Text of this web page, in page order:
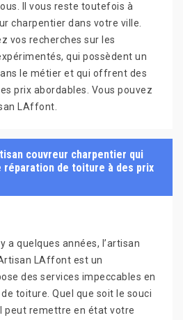
Il vous reste toutefois à
charpentier dans votre ville.
vos recherches sur les
qui possèdent un
le métier et qui offrent des
prix abordables. Vous pouvez
LAffont.
couvreur charpentier qui
réparation de toiture à des prix
a quelques années, l’artisan
LAffont est un
des services impeccables en
toiture. Quel que soit le souci
peut remettre en état votre